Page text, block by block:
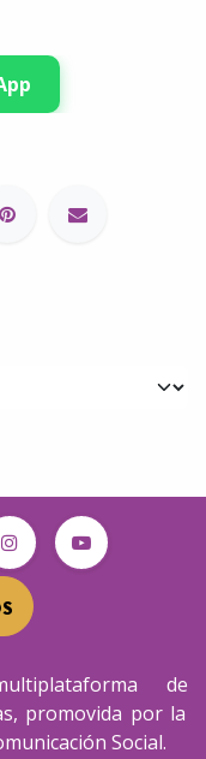
de
promovida por la
Social.